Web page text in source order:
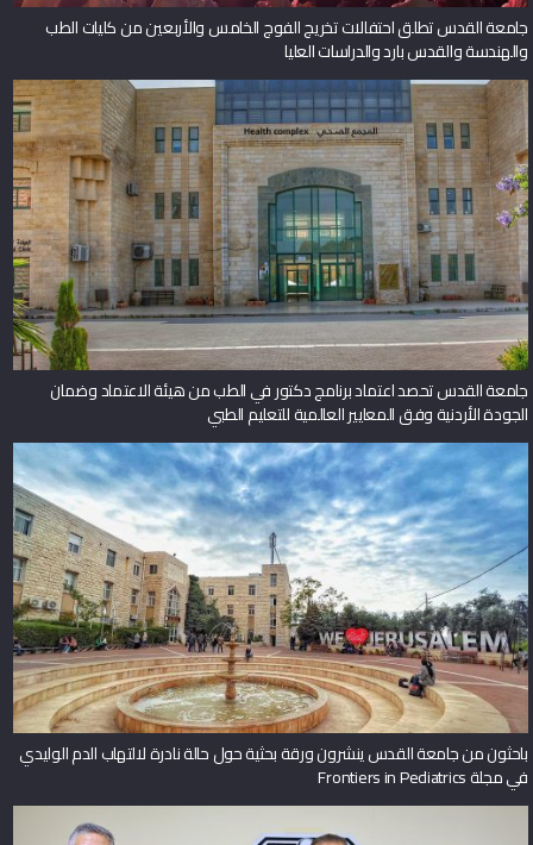
جامعة القدس تطلق احتفالات تخريج الفوج الخامس والأربعين من كليات الطب
والهندسة والقدس بارد والدراسات العليا
جامعة القدس تحصد اعتماد برنامج دكتور في الطب من هيئة الاعتماد وضمان
الجودة الأردنية وفق المعايير العالمية للتعليم الطبي
باحثون من جامعة القدس ينشرون ورقة بحثية حول حالة نادرة لالتهاب الدم الوليدي
في مجلة Frontiers in Pediatrics